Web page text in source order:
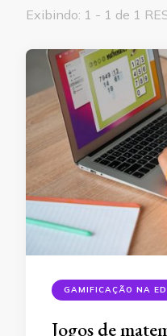
Exibindo: 1 - 1 de 1
GAMIFICAÇÃO NA
Jogos de